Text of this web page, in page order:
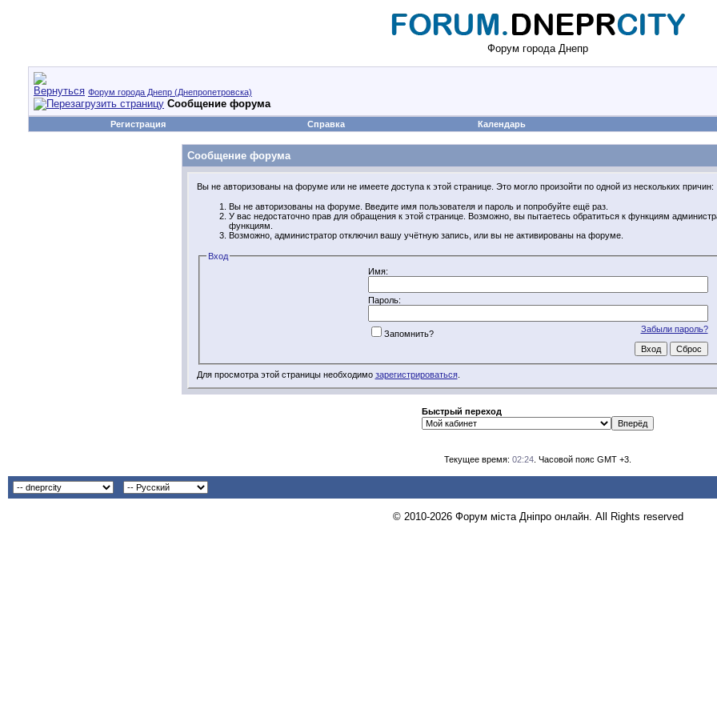
Форум города Днепр
Форум города Днепр (Днепропетровска)
Сообщение форума
Регистрация Справка Календарь
Сообщение форума
Вы не авторизованы на форуме или не имеете доступа к этой странице. Это могло произойти по одной из нескольких причин:
Вы не авторизованы на форуме. Введите имя пользователя и пароль и попробуйте ещё раз.
У вас недостаточно прав для обращения к этой странице. Возможно, вы пытаетесь обратиться к функциям
функциям.
Возможно, администратор отключил вашу учётную запись, или вы не активированы на форуме.
Вход
Имя:
Пароль:
Забыли пароль?
Запомнить?
Для просмотра этой страницы необходимо зарегистрироваться.
Быстрый переход
Текущее время: 02:24 . Часовой пояс GMT +3.
© 2010-2026 Форум міста Дніпро онлайн. All Rights reserved